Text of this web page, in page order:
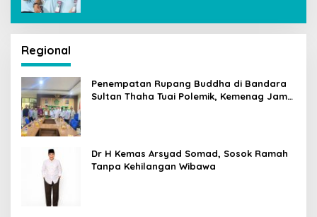
Regional
Penempatan Rupang Buddha di Bandara
Sultan Thaha Tuai Polemik, Kemenag Jambi
Dr H Kemas Arsyad Somad, Sosok Ramah
Tanpa Kehilangan Wibawa